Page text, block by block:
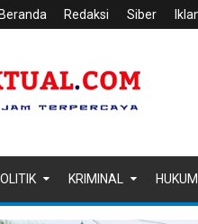
Beranda Redaksi Siber
KRIMINAL HUKUM